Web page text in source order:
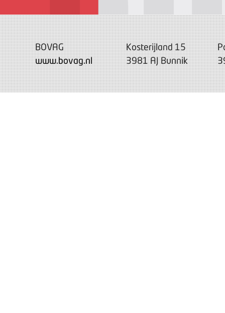
BOVAG
www.bovag.nl
Kosterijland 15
3981 AJ Bunnik